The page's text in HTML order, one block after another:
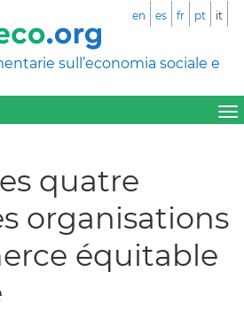
sull’economia sociale e
en es fr pt it
quatre
organisations
équitable